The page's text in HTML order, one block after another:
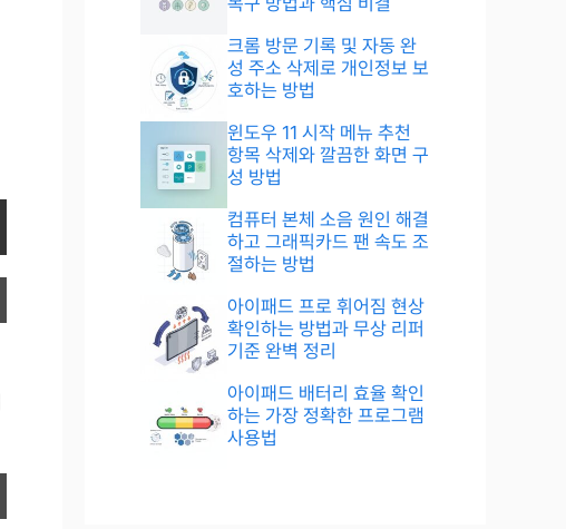
크롬 방문 기록 및 자동 완
성 주소 삭제로 개인정보 보
호하는 방법
윈도우 11 시작 메뉴 추천
항목 삭제와 깔끔한 화면 구
성 방법
컴퓨터 본체 소음 원인 해결
하고 그래픽카드 팬 속도 조
절하는 방법
아이패드 프로 휘어짐 현상
확인하는 방법과 무상 리퍼
기준 완벽 정리
아이패드 배터리 효율 확인
하는 가장 정확한 프로그램
사용법